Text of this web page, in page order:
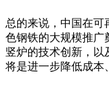
总的来说，中国在可
色钢铁的大规模推广
竖炉的技术创新，以
将是进一步降低成本